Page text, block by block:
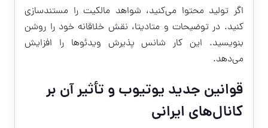
اگر تولید محتوا می‌کنید، شواهد مالکیت را مستندسازی
کنید. در توضیحات و متادیتا، نقش خلاقانه خود را روشن
بنویسید. این کار شانس پذیرش ویدئوها را افزایش
می‌دهد.
قوانین جدید یوتیوب و تأثیر آن بر
کانال‌های ایرانی